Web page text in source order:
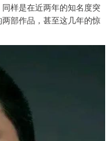
样是在近两年的知名度突
部作品，甚至这几年的惊